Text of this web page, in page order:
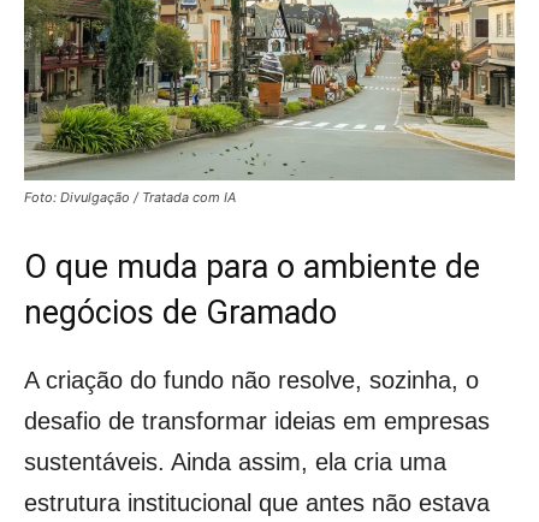
Foto: Divulgação / Tratada com IA
O que muda para o ambiente de
negócios de Gramado
A criação do fundo não resolve, sozinha, o
desafio de transformar ideias em empresas
sustentáveis. Ainda assim, ela cria uma
estrutura institucional que antes não estava